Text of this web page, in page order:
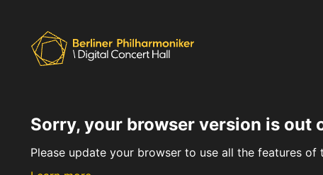
Sorry, your browser version is out
Please update your browser to use all the features of